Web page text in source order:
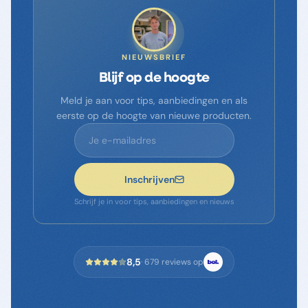
NIEUWSBRIEF
Blijf op de hoogte
Meld je aan voor tips, aanbiedingen en als
eerste op de hoogte van nieuwe producten.
Inschrijven
Schrijf je in voor tips, aanbiedingen en nieuws
8,5·679 reviews op